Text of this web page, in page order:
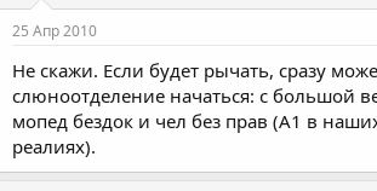
25 Апр 2010
Не скажи. Если будет рычать, сразу
слюноотделение начаться: с большой
мопед бездок и чел без прав (А1 в
реалиях).